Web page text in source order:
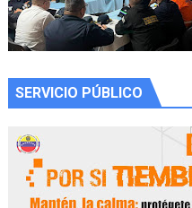
SERVICIO PÚBLICO